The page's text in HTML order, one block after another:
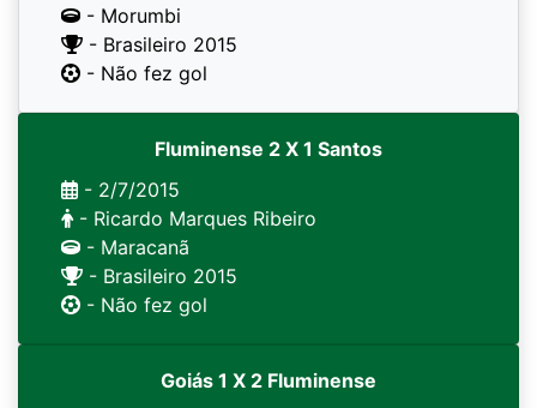
- Morumbi
- Brasileiro 2015
- Não fez gol
Fluminense 2 X 1 Santos
- 2/7/2015
- Ricardo Marques Ribeiro
- Maracanã
- Brasileiro 2015
- Não fez gol
Goiás 1 X 2 Fluminense